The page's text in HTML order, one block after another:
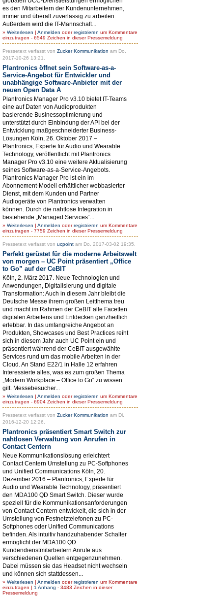
es den Mitarbeitern der Kundenunternehmen,
immer und überall zuverlässig zu arbeiten.
Außerdem wird die IT-Mannschaft...
» Weiterlesen | Anmelden oderregistrieren um Kommentare
einzutragen - 6549 Zeichen in dieser Pressemeldung
Pressetext verfasst von Zucker Kommunikation am Do,
2017-10-26 13:21.
Plantronics öffnet sein Software-as-a-
Service-Angebot für Entwickler und
unabhängige Software-Anbieter mit der
neuen Open Data A
Plantronics Manager Pro v3.10 bietet IT-Teams
eine auf Daten von Audioprodukten
basierende Businessoptimierung und
unterstützt durch Einbindung der API bei der
Entwicklung maßgeschneiderter Business-
Lösungen Köln, 26. Oktober 2017 –
Plantronics, Experte für Audio und Wearable
Technology, veröffentlicht mit Plantronics
Manager Pro v3.10 eine weitere Aktualisierung
seines Software-as-a-Service-Angebots.
Plantronics Manager Pro ist ein im
Abonnement-Modell erhältlicher webbasierter
Dienst, mit dem Kunden und Partner
Audiogeräte von Plantronics verwalten
können. Durch die nahtlose Integration in
bestehende „Managed Services“...
» Weiterlesen | Anmelden oderregistrieren um Kommentare
einzutragen - 7759 Zeichen in dieser Pressemeldung
Pressetext verfasst von ucpoint am Do, 2017-03-02 19:35.
Perfekt gerüstet für die moderne Arbeitswelt
von morgen – UC Point präsentiert „Office
to Go” auf der CeBIT
Köln, 2. März 2017. Neue Technologien und
Anwendungen, Digitalisierung und digitale
Transformation: Auch in diesem Jahr bleibt die
Deutsche Messe ihrem großen Leitthema treu
und macht im Rahmen der CeBIT alle Facetten
digitalen Arbeitens und Entdecken ganzheitlich
erlebbar. In das umfangreiche Angebot an
Produkten, Showcases und Best Practices reiht
sich in diesem Jahr auch UC Point ein und
präsentiert während der CeBIT ausgewählte
Services rund um das mobile Arbeiten in der
Cloud. An Stand E22/1 in Halle 12 erfahren
Interessierte alles, was es zum großen Thema
„Modern Workplace – Office to Go“ zu wissen
gilt. Messebesucher...
» Weiterlesen | Anmelden oderregistrieren um Kommentare
einzutragen - 6904 Zeichen in dieser Pressemeldung
Pressetext verfasst von Zucker Kommunikation am Di,
2016-12-20 12:26.
Plantronics präsentiert Smart Switch zur
nahtlosen Verwaltung von Anrufen in
Contact Centern
Neue Kommunikationslösung erleichtert
Contact Centern Umstellung zu PC-Softphones
und Unified Communications Köln, 20.
Dezember 2016 – Plantronics, Experte für
Audio und Wearable Technology, präsentiert
den MDA100 QD Smart Switch. Dieser wurde
speziell für die Kommunikationsanforderungen
von Contact Centern entwickelt, die sich in der
Umstellung von Festnetztelefonen zu PC-
Softphones oder Unified Communications
befinden. Als intuitiv handzuhabender Schalter
ermöglicht der MDA100 QD
Kundendienstmitarbeitern Anrufe aus
verschiedenen Quellen entgegenzunehmen.
Dabei müssen sie das Headset nicht wechseln
und können sich stattdessen...
» Weiterlesen | Anmelden oderregistrieren um Kommentare
einzutragen | 1 Anhang - 3483 Zeichen in dieser
Pressemeldung